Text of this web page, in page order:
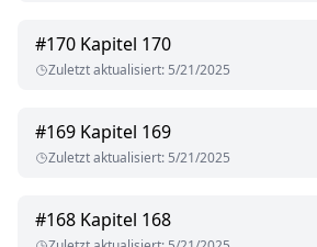
#170 Kapitel 170
Zuletzt aktualisiert: 5/21/2025
#169 Kapitel 169
Zuletzt aktualisiert: 5/21/2025
#168 Kapitel 168